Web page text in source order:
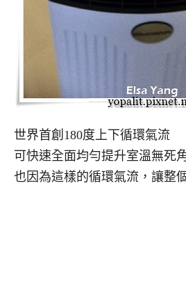
世界首創180度上下循環氣流
可快速全面均勻提升室溫無死
也因為這樣的循環氣流，讓整